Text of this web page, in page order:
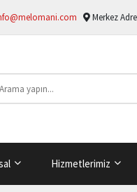
Merkez
Hizmetlerimiz